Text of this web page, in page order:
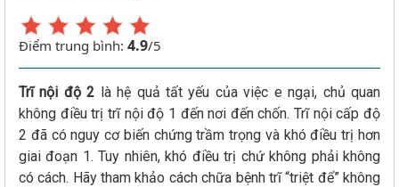
Điểm trung bình: 4.9/5
Trĩ nội độ 2 là hệ quả tất yếu của việc e ngại, chủ quan
không điều trị trĩ nội độ 1 đến nơi đến chốn. Trĩ nội cấp độ
2 đã có nguy cơ biến chứng trầm trọng và khó điều trị hơn
giai đoạn 1. Tuy nhiên, khó điều trị chứ không phải không
có cách. Hãy tham khảo cách chữa bệnh trĩ “triệt để” không